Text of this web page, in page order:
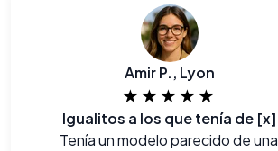
Amir P., Lyon
★★★★★
Igualitos a los que tenía de [x]
Tenía un modelo parecido de una